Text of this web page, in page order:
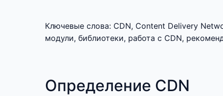
Ключевые слова: CDN, Content Delivery
модули, библиотеки, работа с CDN,
Определение CDN